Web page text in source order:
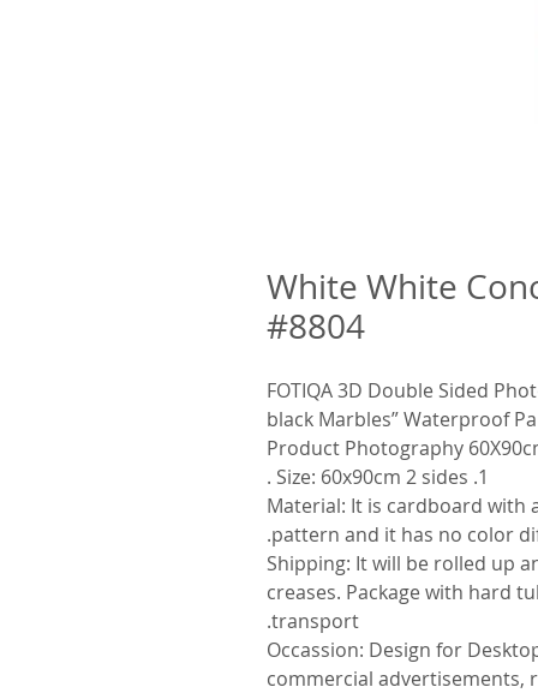
White White
#8804
FOTIQA 3D Double Sided
black Marbles” Waterproof
Product Photography
1. Size: 60x90cm 2 sides .
2. Material: It is cardboard
pattern and it has no color
3. Shipping: It will be rolled
creases. Package with hard
transport.
4. Occassion: Design for
commercial advertisements,